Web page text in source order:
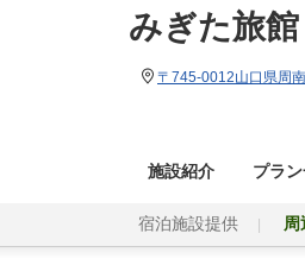
みぎた旅館
〒745-0012山口県周
施設紹介 プラ
宿泊施設提供 周